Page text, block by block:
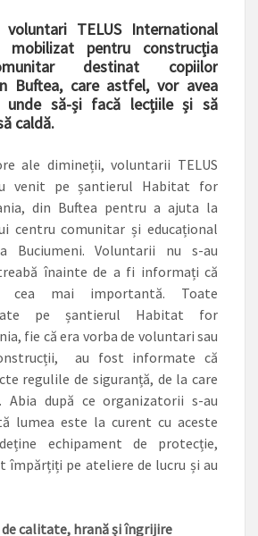
TELUS International
mobilizat pentru construcția
destinat copiilor
Buftea, care astfel, vor avea
unde să-și facă lecțiile și să
caldă.
ale dimineții, voluntarii ­TELUS
venit pe șantierul Habitat for
din Buftea pentru a ajuta la
centru comunitar și educațional
Buciumeni. Voluntarii nu s-au
înainte de a fi informați că
cea mai importantă. Toate
pe șantierul Habitat for
fie că era vorba de voluntari sau
au fost informate că
regulile de siguranță, de la care
Abia după ce organizatorii ­s-au
lumea este la curent cu aceste
echipament de protecție,
împărțiți pe ateliere de lucru și au
de calitate, hrană și îngrijire